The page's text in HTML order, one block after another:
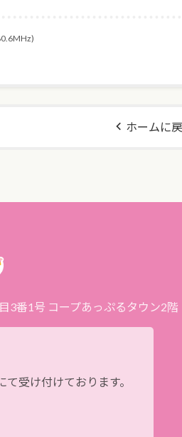
ホームに
3番1号 コープあっぷるタウン2階
受け付けております。